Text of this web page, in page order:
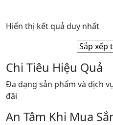
Hiển thị kết quả duy nhất
Chi Tiêu Hiệu Quả
Đa dạng sản phẩm và dịch
đãi
An Tâm Khi Mua